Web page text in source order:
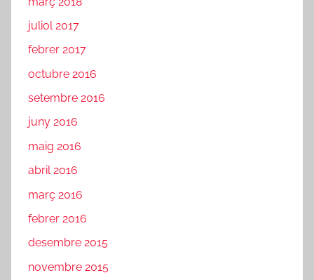
juliol 2017
febrer 2017
octubre 2016
setembre 2016
juny 2016
maig 2016
abril 2016
març 2016
febrer 2016
desembre 2015
novembre 2015